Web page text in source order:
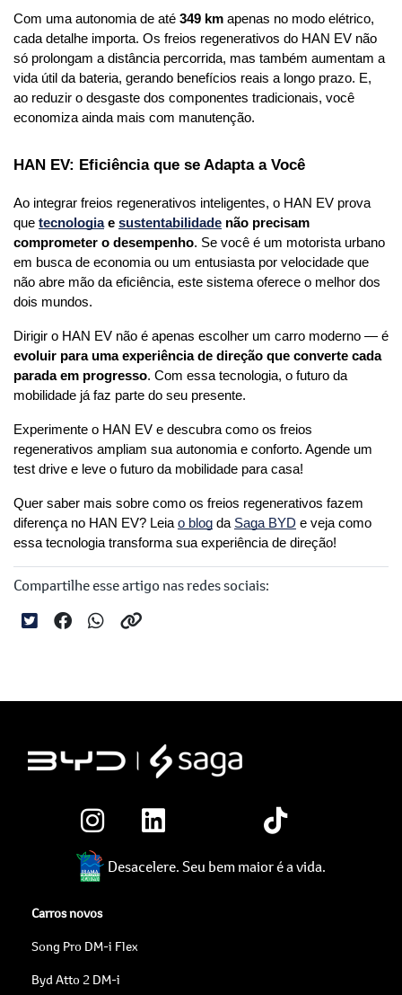
Com uma autonomia de até 349 km apenas no modo elétrico,
cada detalhe importa. Os freios regenerativos do HAN EV não
só prolongam a distância percorrida, mas também aumentam a
vida útil da bateria, gerando benefícios reais a longo prazo. E,
ao reduzir o desgaste dos componentes tradicionais, você
economiza ainda mais com manutenção.
HAN EV: Eficiência que se Adapta a Você
Ao integrar freios regenerativos inteligentes, o HAN EV prova
que tecnologia e sustentabilidade não precisam
comprometer o desempenho. Se você é um motorista urbano
em busca de economia ou um entusiasta por velocidade que
não abre mão da eficiência, este sistema oferece o melhor dos
dois mundos.
evoluir para uma experiência de direção que converte cada
parada em progresso. Com essa tecnologia, o futuro da
mobilidade já faz parte do seu presente.
Experimente o HAN EV e descubra como os freios
regenerativos ampliam sua autonomia e conforto. Agende um
test drive e leve o futuro da mobilidade para casa!
Quer saber mais sobre como os freios regenerativos fazem
diferença no HAN EV? Leia o blog da Saga BYD e veja como
essa tecnologia transforma sua experiência de direção!
Compartilhe esse artigo nas redes sociais:
Desacelere. Seu bem maior é a vida.
Carros novos
Song Pro DM-i Flex
Byd Atto 2 DM-i